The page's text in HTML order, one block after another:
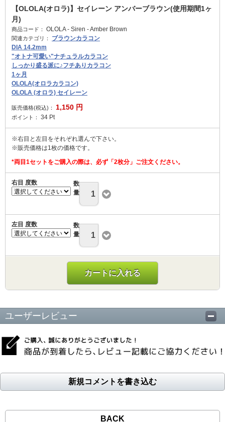
【OLOLA(オロラ)】セイレーン アンバーブラウン(使用期間1ヶ
月)
商品コード： OLOLA - Siren - Amber Brown
関連カテゴリ：
ブラウンカラコン
DIA 14.2mm
"オトナ可愛い"ナチュラルカラコン
しっかり盛る派に♪フチありカラコン
1ヶ月
OLOLA(オロラカラコン)
OLOLA (オロラ) セイレーン
販売価格(税込)： 1,150 円
ポイント： 34 Pt
※右目と左目をそれぞれ選んで下さい。
※販売価格は1枚の価格です。
*両目1セットをご購入の際は、必ず「2枚分」ご注文ください。
右目 度数
数
量
1
左目 度数
数
量
1
カートに入れる
ユーザーレビュー
新規コメントを書き込む
BACK